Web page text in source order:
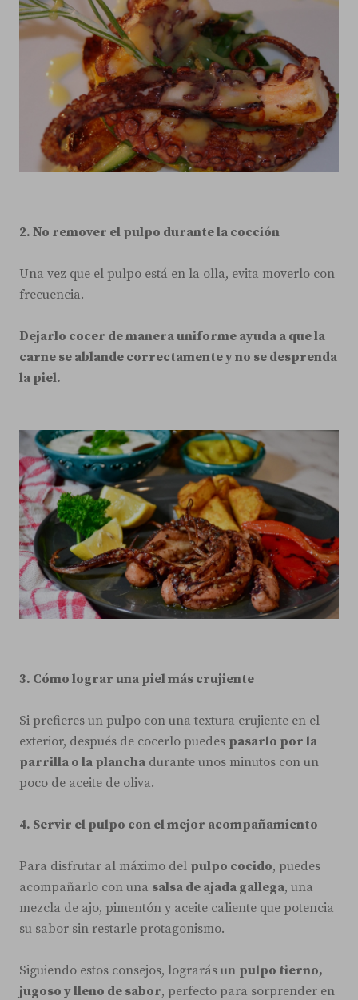
2. No remover el pulpo durante la cocción
Una vez que el pulpo está en la olla, evita moverlo con
frecuencia.
Dejarlo cocer de manera uniforme ayuda a que la
carne se ablande correctamente y no se desprenda
la piel.
3. Cómo lograr una piel más crujiente
Si prefieres un pulpo con una textura crujiente en el
exterior, después de cocerlo puedes pasarlo por la
parrilla o la plancha durante unos minutos con un
poco de aceite de oliva.
4. Servir el pulpo con el mejor acompañamiento
Para disfrutar al máximo del pulpo cocido, puedes
acompañarlo con una salsa de ajada gallega, una
mezcla de ajo, pimentón y aceite caliente que potencia
su sabor sin restarle protagonismo.
Siguiendo estos consejos, lograrás un pulpo tierno,
jugoso y lleno de sabor, perfecto para sorprender en